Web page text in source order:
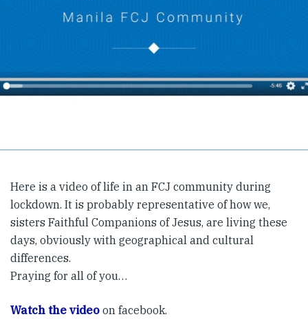
Here is a video of life in an FCJ community during
lockdown. It is probably representative of how we,
sisters Faithful Companions of Jesus, are living these
days, obviously with geographical and cultural
differences.
Praying for all of you…
Watch the video on facebook.